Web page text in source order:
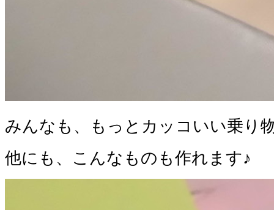
みんなも、もっとカッコいい乗り
他にも、こんなものも作れます♪